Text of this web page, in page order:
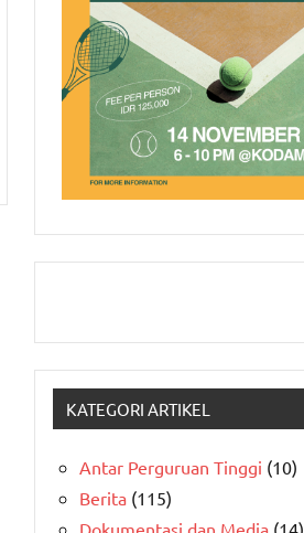
KATEGORI ARTIKEL
Antar Perguruan Tinggi (10)
Berita (115)